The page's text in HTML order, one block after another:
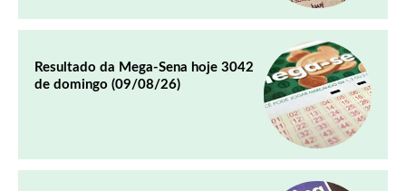
Resultado da Mega-Sena hoje 3042
de domingo (09/08/26)